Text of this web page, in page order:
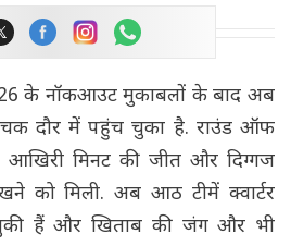
के नॉकआउट मुकाबलों के बाद अब
दौर में पहुंच चुका है. राउंड ऑफ
मिनट की जीत और दिग्गज
को मिली. अब आठ टीमें क्वार्टर
हैं और खिताब की जंग और भी